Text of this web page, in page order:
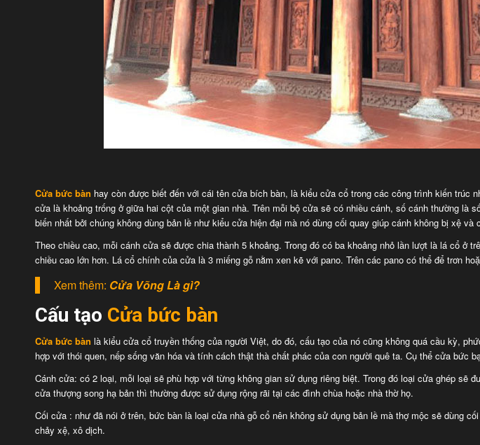
Cửa bức bàn hay còn được biết đến với cái tên cửa bích bàn, là kiểu cửa cổ trong các công trình kiến trúc
cửa là khoảng trống ở giữa hai cột của một gian nhà. Trên mỗi bộ cửa sẽ có nhiều cánh, số cánh thường là
biến nhất bởi chúng không dùng bản lề như kiểu cửa hiện đại mà nó dùng cối quay giúp cánh không bị xệ
Theo chiều cao, mỗi cánh cửa sẽ được chia thành 5 khoảng. Trong đó có ba khoảng nhỏ lần lượt là lá cổ ở
chiều cao lớn hơn. Lá cổ chính của cửa là 3 miếng gỗ nằm xen kẽ với pano. Trên các pano có thể để trơn
Xem thêm: Cửa Võng Là gì?
Cấu tạo Cửa bức bàn
Cửa bức bàn là kiểu cửa cổ truyền thống của người Việt, do đó, cấu tạo của nó cũng không quá cầu kỳ,
hợp với thói quen, nếp sống văn hóa và tính cách thật thà chất phác của con người quê ta. Cụ thể cửa bức
Cánh cửa: có 2 loại, mỗi loại sẽ phù hợp với từng không gian sử dụng riêng biệt. Trong đó loại cửa ghép sẽ
cửa thượng song hạ bản thì thường được sử dụng rộng rãi tại các đình chùa hoặc nhà thờ họ.
Cối cửa : như đã nói ở trên, bức bàn là loại cửa nhà gỗ cổ nên không sử dụng bản lề mà thợ mộc sẽ dùng
chảy xệ, xô dịch.